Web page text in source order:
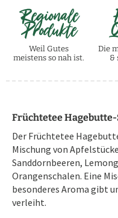
Regionale
Produkte
Weil Gutes
meistens so nah ist.
Die
&
Früchtetee
Der Früchtetee
Mischung von
Sanddornbeeren,
Orangenschalen. Eine
besonderes Aroma gibt
verleiht.